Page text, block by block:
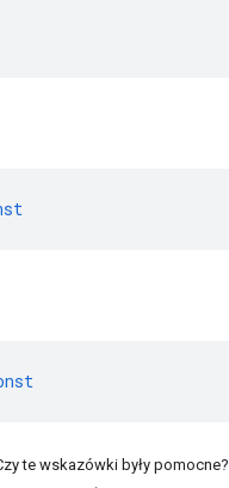
te wskazówki były pomocne?